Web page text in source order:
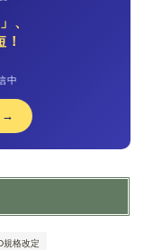
、
中
→
規格改定